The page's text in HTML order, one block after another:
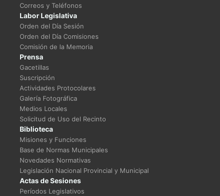
Correos y Teléfonos
Labor Legislativa
Orden del Día Sesión
Orden del Día Comisiones
Comisión de la Memoria
Prensa
Gacetillas
Suscripción
Actividades Protocolares
Galería Fotográfica
Medios Locales
Solicitud de Uso del Recinto
Biblioteca
Misiones y Funciones
Base de Normas Municipales
Novedades Normativas
Legislación Nacional Provincial y Municipal
Actas de Sesiones
Períodos Legislativos